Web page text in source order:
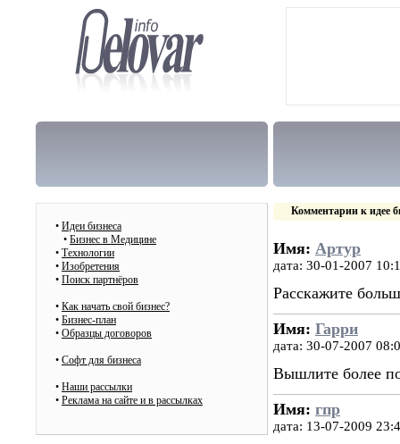
• Идеи бизнеса
• Бизнес в Медицине
• Технологии
• Изобретения
• Поиск партнёров
• Как начать свой бизнес?
• Бизнес-план
• Образцы договоров
• Cофт для бизнеса
• Наши рассылки
• Реклама на сайте и в рассылках
Комментарии к идее
Имя: Артур
дата: 30-01-2007
Расскажите
Имя: Гарри
дата: 30-07-2007
Вышлите более
Имя: гпр
дата: 13-07-2009